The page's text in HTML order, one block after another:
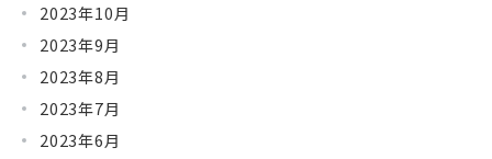
2023年10月
2023年9月
2023年8月
2023年7月
2023年6月